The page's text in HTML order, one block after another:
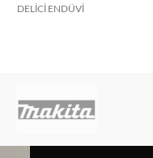
DELİCİ ENDÜVİ